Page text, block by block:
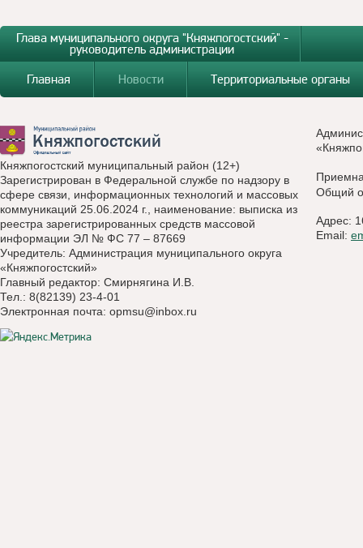
Глава муниципального округа "Княжпогостский" -
руководитель администрации
Главная
Новости Территориальные органы
Княжпогостский муниципальный район (12+)
Зарегистрирован в Федеральной службе по надзору в
сфере связи, информационных технологий и массовых
коммуникаций 25.06.2024 г., наименование: выписка из
реестра зарегистрированных средств массовой
информации ЭЛ № ФС 77 – 87669
Учредитель: Администрация муниципального округа
«Княжпогостский»
Главный редактор: Смирнягина И.В.
Тел.: 8(82139) 23-4-01
Электронная почта: opmsu@inbox.ru
Общий
Адрес:
Email: